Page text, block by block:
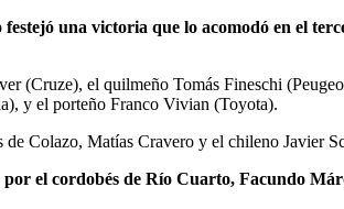
una victoria que lo acomodó en el
(Cruze), el quilmeño Tomás Fineschi
y el porteño Franco Vivian (Toyota).
Colazo, Matías Cravero y el chileno Javier
el cordobés de Río Cuarto, Facundo